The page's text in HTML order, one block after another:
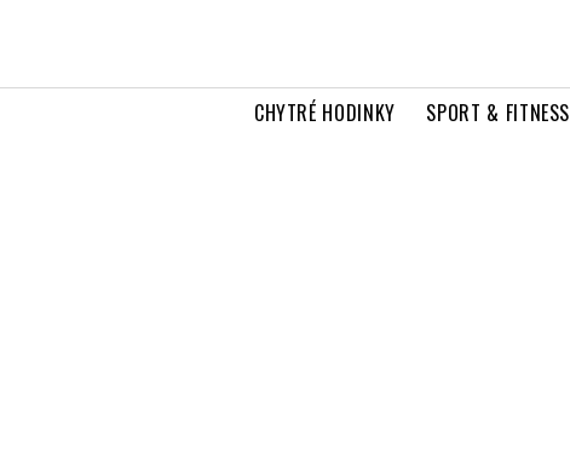
CHYTRÉ HODINKY SPORT & FITNESS